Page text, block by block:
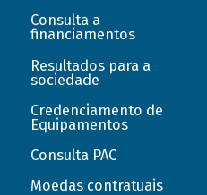
Consulta a
financiamentos
Resultados para a
sociedade
Credenciamento de
Equipamentos
Consulta PAC
Moedas contratuais